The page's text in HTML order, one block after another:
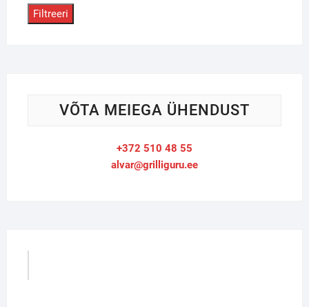
Filtreeri
VÕTA MEIEGA ÜHENDUST
+372 510 48 55
alvar@grilliguru.ee